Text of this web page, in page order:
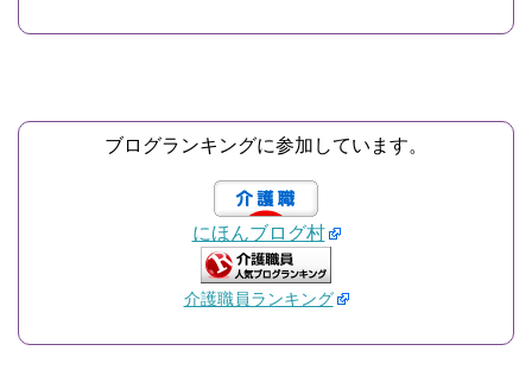
ブログランキングに参加しています。
にほんブログ村
介護職員ランキング